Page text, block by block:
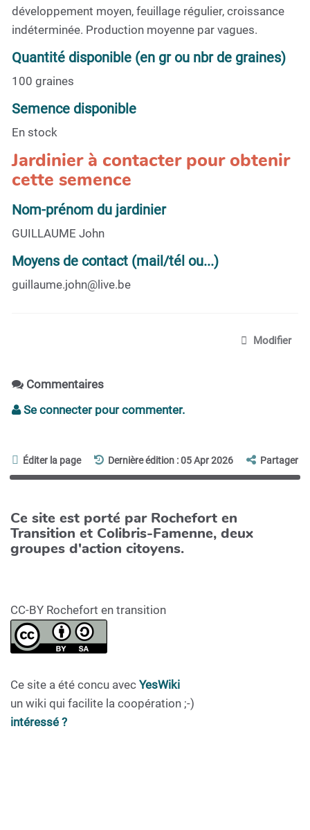
développement moyen, feuillage régulier, croissance
indéterminée. Production moyenne par vagues.
Quantité disponible (en gr ou nbr de graines)
100 graines
Semence disponible
En stock
Jardinier à contacter pour obtenir
cette semence
Nom-prénom du jardinier
GUILLAUME John
Moyens de contact (mail/tél ou...)
guillaume.john@live.be
Modifier
Commentaires
Se connecter pour commenter.
Éditer la page Dernière édition : 05 Apr 2026 Partager
Ce site est porté par Rochefort en
Transition et Colibris-Famenne, deux
groupes d'action citoyens.
CC-BY Rochefort en transition
Ce site a été concu avec YesWiki
un wiki qui facilite la coopération ;-)
intéressé ?